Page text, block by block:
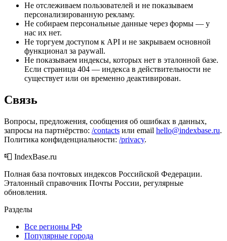
Не отслеживаем пользователей и не показываем
персонализированную рекламу.
Не собираем персональные данные через формы — у
нас их нет.
Не торгуем доступом к API и не закрываем основной
функционал за paywall.
Не показываем индексы, которых нет в эталонной базе.
Если страница 404 — индекса в действительности не
существует или он временно деактивирован.
Связь
Вопросы, предложения, сообщения об ошибках в данных,
запросы на партнёрство: /contacts или email hello@indexbase.ru.
Политика конфиденциальности: /privacy.
📮 IndexBase.ru
Полная база почтовых индексов Российской Федерации.
Эталонный справочник Почты России, регулярные
обновления.
Разделы
Все регионы РФ
Популярные города